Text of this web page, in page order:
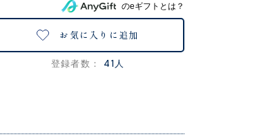
のeギフトとは？
お気に入りに追加
登録者数： 41人